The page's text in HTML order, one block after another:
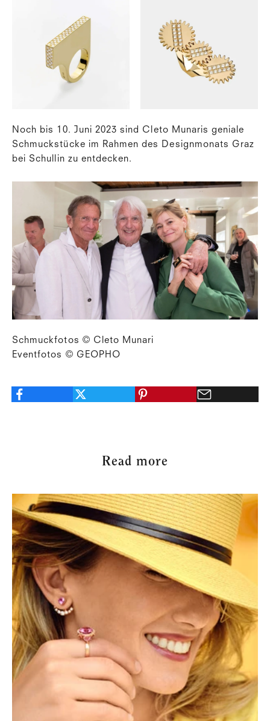
Noch bis 10. Juni 2023 sind Cleto Munaris geniale
Schmuckstücke im Rahmen des Designmonats Graz
bei Schullin zu entdecken.
Schmuckfotos © Cleto Munari
Eventfotos © GEOPHO
Read more